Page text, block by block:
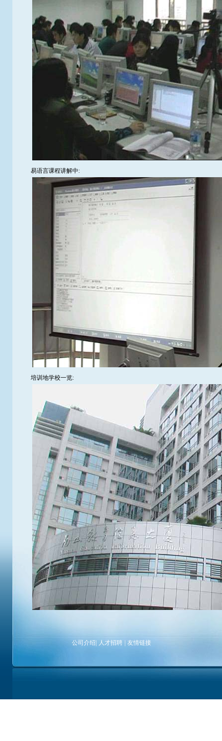
易语言课程讲解中:
培训地学校一览:
公司介绍 人才招聘 友情链接